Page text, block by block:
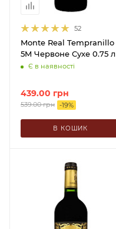
52
Monte Real Tempranillo
5M Червоне Сухе 0.75 л
Є в наявності
439.00 грн
539.00грн -19%
В КОШИК